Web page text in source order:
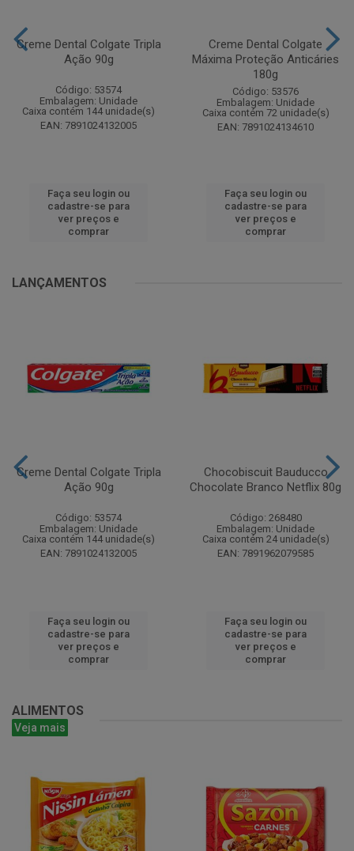
Creme Dental Colgate Tripla
Ação 90g
Código: 53574
Embalagem: Unidade
Caixa contém 144 unidade(s)
EAN: 7891024132005
Faça seu login ou
cadastre-se para
ver preços e
comprar
Creme Dental Colgate
Máxima Proteção Anticáries
180g
Código: 53576
Embalagem: Unidade
Caixa contém 72 unidade(s)
EAN: 7891024134610
Faça seu login ou
cadastre-se para
ver preços e
comprar
LANÇAMENTOS
Creme Dental Colgate Tripla
Ação 90g
Código: 53574
Embalagem: Unidade
Caixa contém 144 unidade(s)
EAN: 7891024132005
Faça seu login ou
cadastre-se para
ver preços e
comprar
Chocobiscuit Bauducco
Chocolate Branco Netflix 80g
Código: 268480
Embalagem: Unidade
Caixa contém 24 unidade(s)
EAN: 7891962079585
Faça seu login ou
cadastre-se para
ver preços e
comprar
ALIMENTOS
Veja mais